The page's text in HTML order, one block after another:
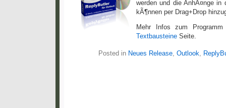
werden und die AnhÃ¤nge in
kÃ¶nnen per Drag+Drop
Mehr Infos zum
Textbausteine Seite.
Posted in Neues Release, Outlook,